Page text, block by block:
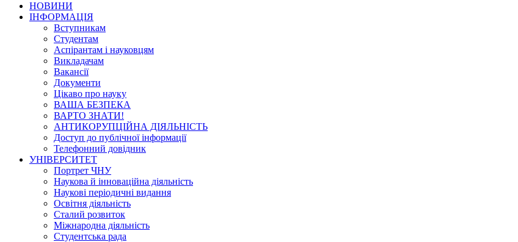
НОВИНИ
ІНФОРМАЦІЯ
Вступникам
Студентам
Аспірантам і науковцям
Викладачам
Вакансії
Документи
Цікаво про науку
ВАША БЕЗПЕКА
ВАРТО ЗНАТИ!
АНТИКОРУПЦІЙНА ДІЯЛЬНІСТЬ
Доступ до публічної інформації
Телефонний довідник
УНІВЕРСИТЕТ
Портрет ЧНУ
Наукова й інноваційна діяльність
Наукові періодичні видання
Освітня діяльність
Сталий розвиток
Міжнародна діяльність
Студентська рада